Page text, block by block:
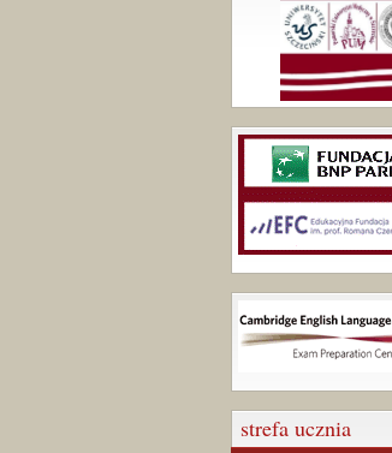
strefa ucznia